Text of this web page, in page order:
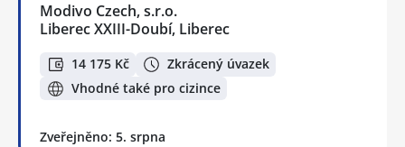
Modivo Czech, s.r.o.
Liberec XXIII-Doubí, Liberec
14 175 Kč
Zkrácený úvazek
Vhodné také pro cizince
Zveřejněno: 5. srpna